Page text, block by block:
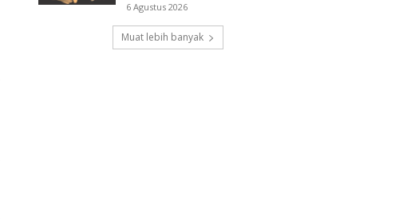
6 Agustus 2026
Muat lebih banyak